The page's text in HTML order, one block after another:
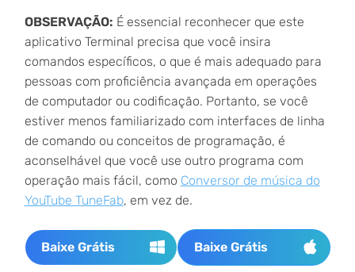
OBSERVAÇÃO: É essencial reconhecer que este
aplicativo Terminal precisa que você insira
comandos específicos, o que é mais adequado para
pessoas com proficiência avançada em operações
de computador ou codificação. Portanto, se você
estiver menos familiarizado com interfaces de linha
de comando ou conceitos de programação, é
aconselhável que você use outro programa com
operação mais fácil, como Conversor de música do
YouTube TuneFab, em vez de.
Baixe Grátis Baixe Grátis